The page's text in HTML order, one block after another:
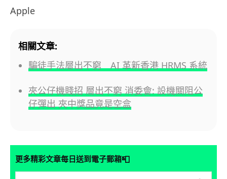
Apple
相關文章:
騙徒手法層出不窮 AI 革新香港 HRMS 系統
夾公仔機賤招 層出不窮 消委會: 設機關阻公
仔彈出 夾中獎品竟是空盒
更多精彩文章每日送到電子郵箱📮